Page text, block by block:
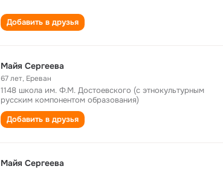
Добавить в друзья
Майя Сергеева
67 лет, Ереван
1148 школа им. Ф.М. Достоевского (с этнокультурным
русским компонентом образования)
Добавить в друзья
Майя Сергеева